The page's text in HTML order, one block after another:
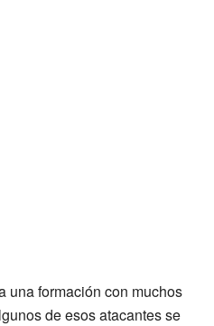
una formación con muchos
de esos atacantes se